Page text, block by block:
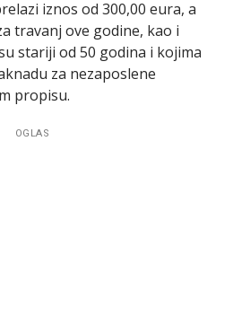
iznos od 300,00 eura, a
travanj ove godine, kao i
stariji od 50 godina i kojima
za nezaposlene
propisu.
OGLAS